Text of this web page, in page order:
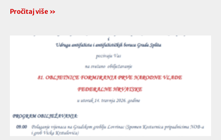
Pročitaj više »